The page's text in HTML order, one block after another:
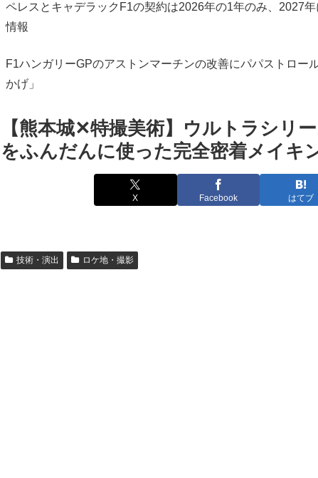
海外「日本は特別！」日本の地震支援を申し
海外「勘弁して！」米国人が最も恐れる日本
の為替介入再びで海外が大騒ぎ
のは韓国人である理由がこちら…」→「日本
も感謝してるらしい…（ﾌﾞﾙﾌﾞﾙ」＝韓国の反
海外「日本よ、お前がナンバーワンだ」 熊
衝撃
出し方
【ホ
【ホ
るんぶ
はやっ
ペレスとキャデラックF1の契約は2026年の1年のみ、2027
情報
F1ハンガリーGPのアストンマーチンの改善にパパストロー
かげ」
【熊本城✕特撮美術】ウルトラシリ
をふんだんに使った完全密着メイキ
X Facebook はてブ
技術・演出 ロケ地・撮影